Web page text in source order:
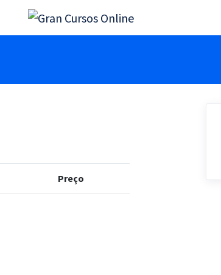
Preço